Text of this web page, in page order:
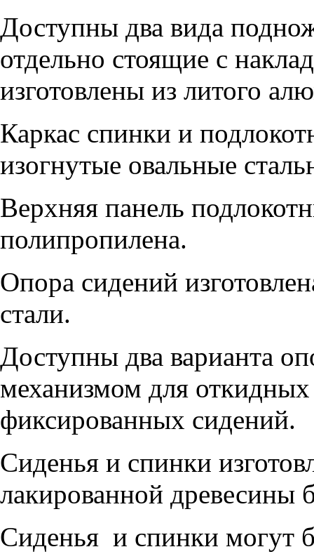
Доступны два вида
отдельно стоящие с
изготовлены из литого
Каркас спинки и
изогнутые овальные
Верхняя панель
полипропилена.
Опора сидений
стали.
Доступны два варианта
механизмом для
фиксированных сидений.
Сиденья и спинки
лакированной древесины
Сиденья и спинки могут